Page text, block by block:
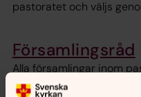
pastoratet och väljs
Församlingsråd
Alla församlingar inom
Församlingsrådet väljs